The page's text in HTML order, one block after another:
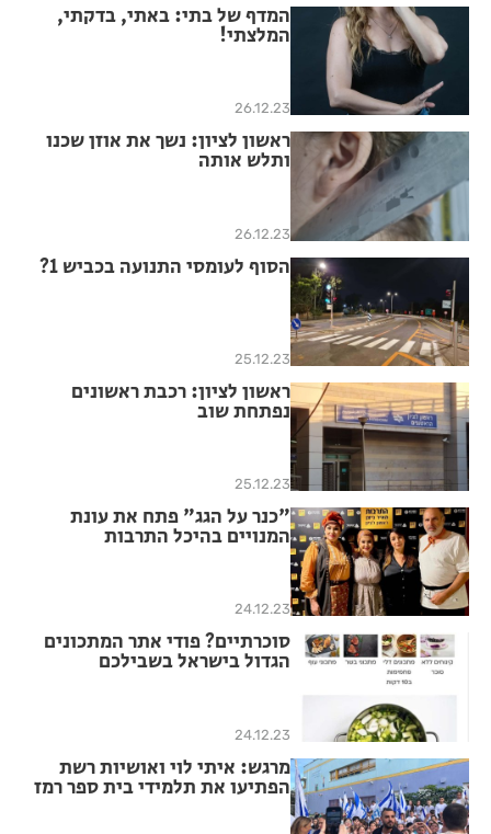
המדף של בתי: באתי, בדקתי,
המלצתי!
26.12.23
ראשון לציון: נשך את אוזן שכנו
ותלש אותה
26.12.23
הסוף לעומסי התנועה בכביש 1?
25.12.23
ראשון לציון: רכבת ראשונים
נפתחת שוב
25.12.23
"כנר על הגג" פתח את עונת
המנויים בהיכל התרבות
24.12.23
סוכרתיים? פודי אתר המתכונים
הגדול בישראל בשבילכם
24.12.23
מרגש: איתי לוי ואושיות רשת
הפתיעו את תלמידי בית ספר רמז